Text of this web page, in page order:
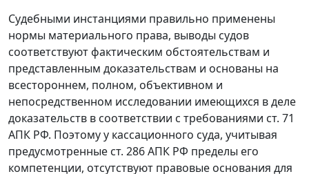
Судебными инстанциями правильно применены
нормы материального права, выводы судов
соответствуют фактическим обстоятельствам и
представленным доказательствам и основаны на
всестороннем, полном, объективном и
непосредственном исследовании имеющихся в деле
доказательств в соответствии с требованиями ст. 71
АПК РФ. Поэтому у кассационного суда, учитывая
предусмотренные ст. 286 АПК РФ пределы его
компетенции, отсутствуют правовые основания для